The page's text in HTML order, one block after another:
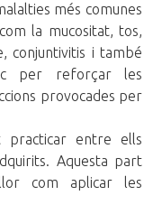
més comunes
la mucositat, tos,
conjuntivitis i també
per reforçar les
provocades per
practicar entre ells
Aquesta part
com aplicar les